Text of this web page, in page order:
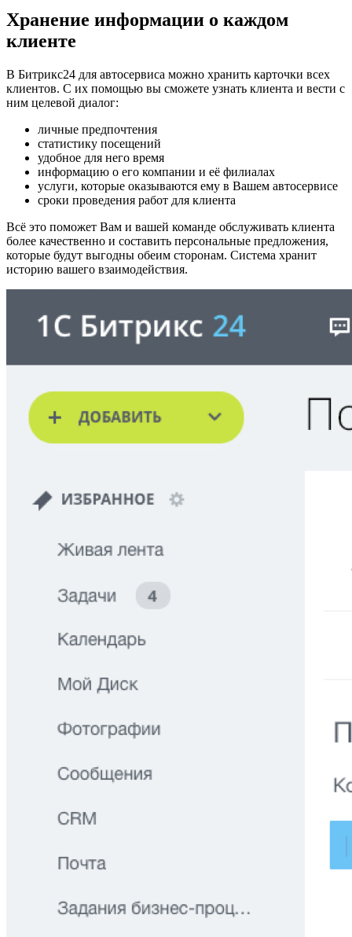
Хранение информации о каждом
клиенте
В Битрикс24 для автосервиса можно хранить карточки всех
клиентов. С их помощью вы сможете узнать клиента и вести с
ним целевой диалог:
личные предпочтения
статистику посещений
удобное для него время
информацию о его компании и её филиалах
услуги, которые оказываются ему в Вашем автосервисе
сроки проведения работ для клиента
Всё это поможет Вам и вашей команде обслуживать клиента
более качественно и составить персональные предложения,
которые будут выгодны обеим сторонам. Система хранит
историю вашего взаимодействия.